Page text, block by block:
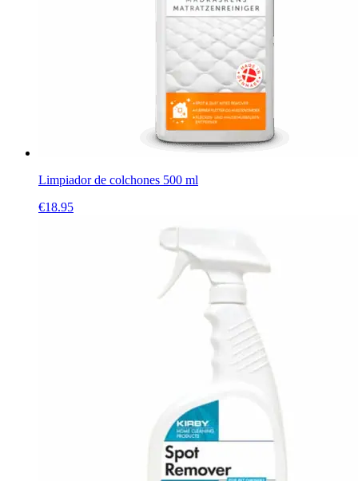
Limpiador de colchones 500 ml
€18.95